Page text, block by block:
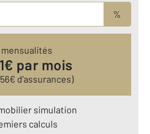
%
€ par mois
€ d’assurances)
simulation
calculs